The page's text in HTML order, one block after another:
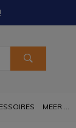
MEER ...